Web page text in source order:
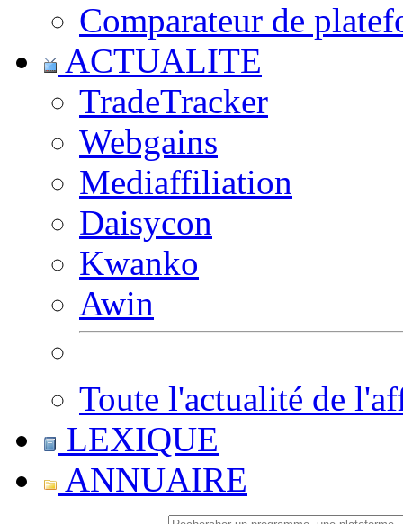
Comparateur de
ACTUALITE
TradeTracker
Webgains
Mediaffiliation
Daisycon
Kwanko
Awin
Toute l'actualité de
LEXIQUE
ANNUAIRE